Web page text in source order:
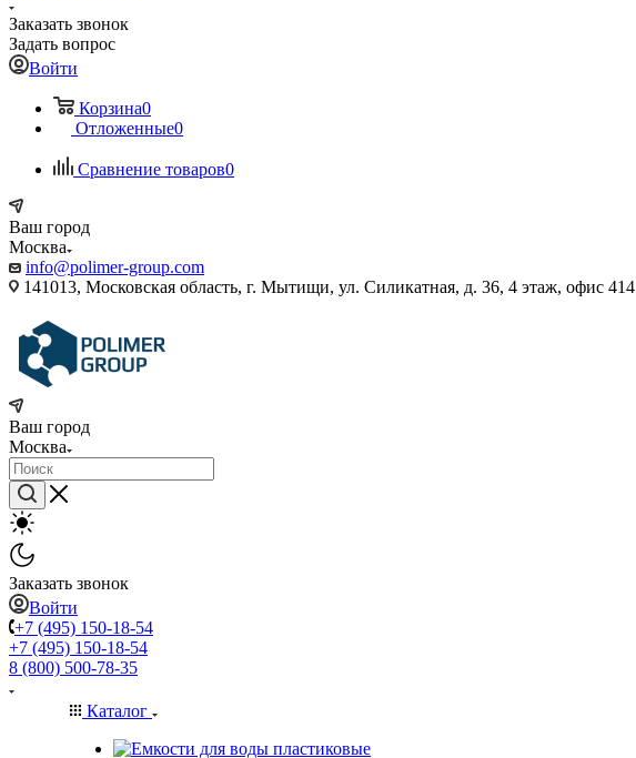
Заказать звонок
Задать вопрос
Войти
Корзина0
Отложенные0
Сравнение товаров0
Ваш город
Москва
info@polimer-group.com
141013, Московская область, г. Мытищи, ул. Силикатная, д. 36, 4 этаж, офис 414
Ваш город
Москва
Заказать звонок
Войти
+7 (495) 150-18-54
+7 (495) 150-18-54
8 (800) 500-78-35
Каталог